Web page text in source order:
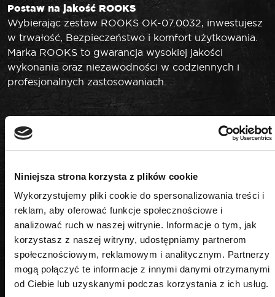
Niniejsza strona korzysta z plików cookie
Wykorzystujemy pliki cookie do spersonalizowania treści i
reklam, aby oferować funkcje społecznościowe i
analizować ruch w naszej witrynie. Informacje o tym, jak
korzystasz z naszej witryny, udostępniamy partnerom
społecznościowym, reklamowym i analitycznym. Partnerzy
mogą połączyć te informacje z innymi danymi otrzymanymi
od Ciebie lub uzyskanymi podczas korzystania z ich usług.
Postaw na jakość ROOKS
Wybierając zestaw ROOKS OK-07.0032, inwestujesz
w trwałość, Bezpieczeństwo i komfort użytkowania.
Marka ROOKS to gwarancja wysokiej jakości
wykonania oraz niezawodności w codziennych i
profesjonalnych zastosowaniach.
PODOBNE PRODUKTY